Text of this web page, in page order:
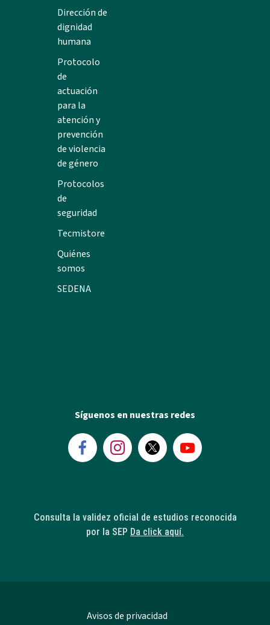
Dirección de
dignidad
humana
Protocolo
de
actuación
para la
atención y
prevención
de violencia
de género
Protocolos
de
seguridad
Tecmistore
Quiénes
somos
SEDENA
Síguenos en nuestras redes
Consulta la validez oficial de estudios reconocida
por la SEP Da click aquí.
Avisos de privacidad